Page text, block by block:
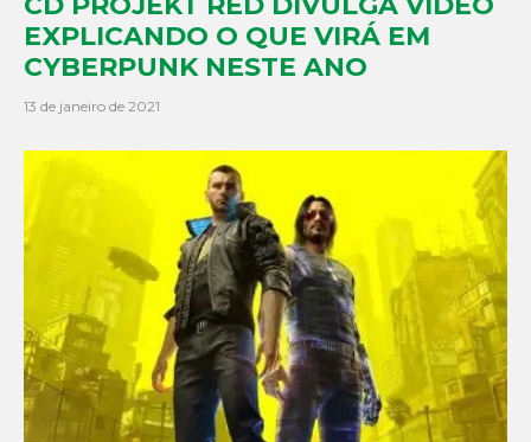
EXPLICANDO O QUE VIRÁ EM
CYBERPUNK NESTE ANO
13 de janeiro de 2021